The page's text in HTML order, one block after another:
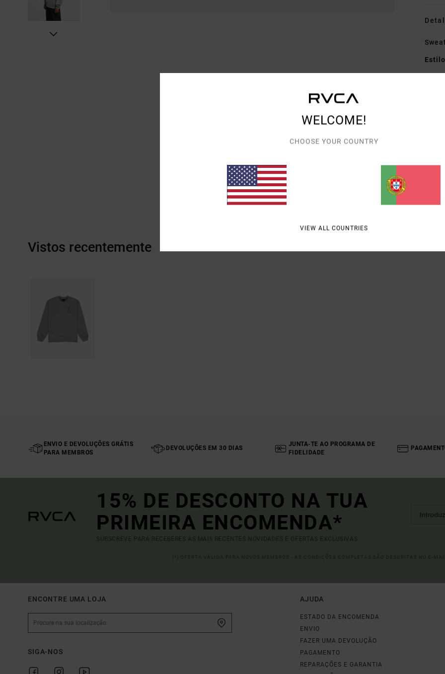
Estilo
Vistos recentemente
ENVIO E DEVOLUÇÕES GRÁTIS
PARA MEMBROS
DEVOLUÇÕES EM 30 DIAS
JUNTA-TE AO PROGRAMA DE
FIDELIDADE
15% DE DESCONTO NA TUA
PRIMEIRA ENCOMENDA*
SUBSCREVE PARA RECEBERES AS MAIS RECENTES NOVIDADES E OFERTAS EXCLUSIVAS.
ENCONTRE UMA LOJA
SIGA-NOS
AJUDA
ESTADO DA ENCOMENDA
ENVIO
FAZER UMA DEVOLUÇÃO
PAGAMENTO
REPARAÇÕES E GARANTIA
WELCOME!
CHOOSE YOUR COUNTRY
VIEW ALL COUNTRIES